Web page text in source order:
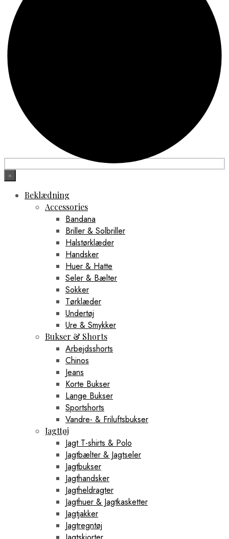
×
Beklædning
Accessories
Bandana
Briller & Solbriller
Halstørklæder
Handsker
Huer & Hatte
Seler & Bælter
Sokker
Tørklæder
Undertøj
Ure & Smykker
Bukser & Shorts
Arbejdsshorts
Chinos
Jeans
Korte Bukser
Lange Bukser
Sportshorts
Vandre- & Friluftsbukser
Jagttøj
Jagt T-shirts & Polo
Jagtbælter & Jagtseler
Jagtbukser
Jagthandsker
Jagtheldragter
Jagthuer & Jagtkasketter
Jagtjakker
Jagtregntøj